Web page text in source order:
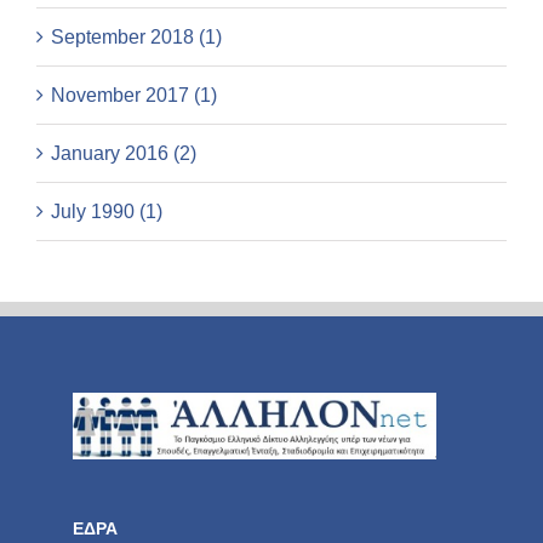
September 2018 (1)
November 2017 (1)
January 2016 (2)
July 1990 (1)
ΕΔΡΑ